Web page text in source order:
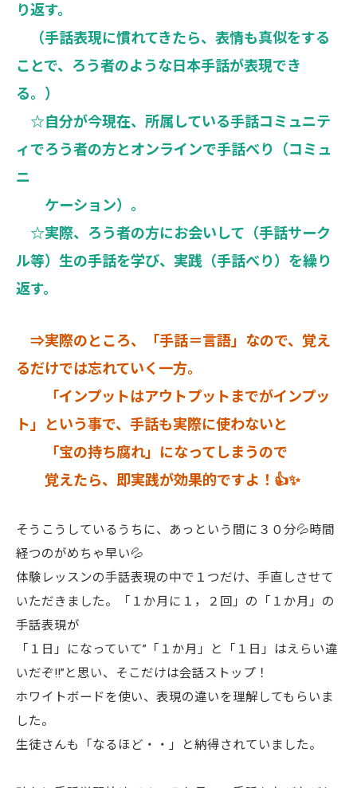
り返す。
（手話表現に慣れてきたら、表情も真似をする
ことで、ろう者のような日本手話が表現でき
る。）
☆自分が今現在、所属している手話コミュニテ
ィでろう者の方とオンラインで手話べり（コミュ
ニ
ケーション）。
☆実際、ろう者の方にお会いして（手話サーク
ル等）生の手話を学び、実践（手話べり）を繰り
返す。
⇒実際のところ、「手話＝言語」なので、覚え
るだけでは忘れていく一方。
「インプットはアウトプットまでがインプッ
ト」という事で、手話も実際に使わないと
「宝の持ち腐れ」になってしまうので
覚えたら、即実践が効果的ですよ！👍✨
そうこうしているうちに、あっという間に３０分💦時間
経つのがめちゃ早い💦
体験レッスンの手話表現の中で１つだけ、手直しさせて
いただきました。「１か月に１，２回」の「１か月」の
手話表現が
「１日」になっていて”「１か月」と「１日」はえらい違
いだぞ‼”と思い、そこだけは会話ストップ！
ホワイトボードを使い、表現の違いを理解してもらいま
した。
生徒さんも「なるほど・・」と納得されていました。